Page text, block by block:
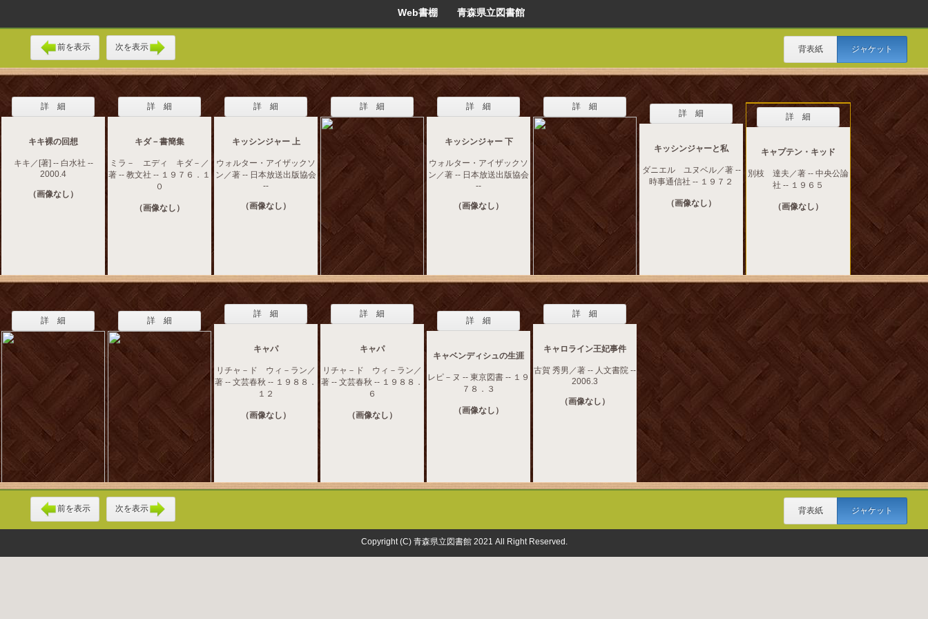
Web書棚 青森県立図書館
前を表示 次を表示 背表紙 ジャケット
詳 細
キキ裸の回想
キキ／[著] -- 白水社 --
2000.4
（画像なし）
詳 細
キダ－書簡集
ミラ－ エディ キダ－／
著 -- 教文社 -- １９７６．１
０
（画像なし）
詳 細
キッシンジャー 上
ウォルター・アイザックソ
ン／著 -- 日本放送出版協会
--
（画像なし）
詳 細 詳 細
キッシンジャー 下
ウォルター・アイザックソ
ン／著 -- 日本放送出版協会
--
（画像なし）
詳 細
詳 細
キッシンジャーと私
ダニエル ユヌベル／著 --
時事通信社 -- １９７２
（画像なし）
詳 細
キャプテン・キッド
別枝 達夫／著 -- 中央公論
社 -- １９６５
（画像なし）
詳 細 詳 細
詳 細
キャパ
リチャ－ド ウィ－ラン／
著 -- 文芸春秋 -- １９８８．
１２
（画像なし）
詳 細
キャパ
リチャ－ド ウィ－ラン／
著 -- 文芸春秋 -- １９８８．
６
（画像なし）
詳 細
キャベンディシュの生涯
レピ－ヌ -- 東京図書 -- １９
７８．３
（画像なし）
詳 細
キャロライン王妃事件
古賀 秀男／著 -- 人文書院 --
2006.3
（画像なし）
前を表示 次を表示 背表紙 ジャケット
Copyright (C) 青森県立図書館 2021 All Right Reserved.